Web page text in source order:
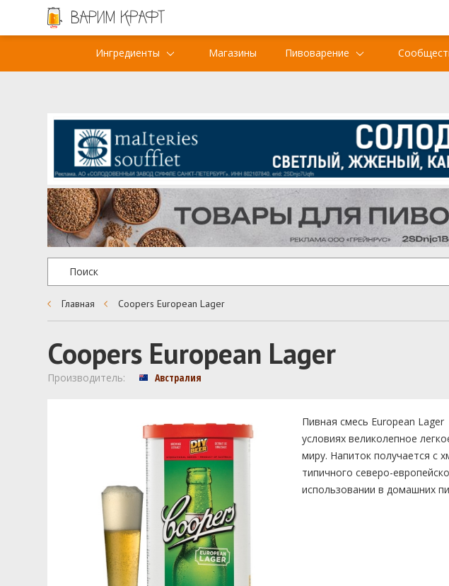
Ингредиенты Магазины Пивоварение
Главная Coopers European Lager
Coopers European Lager
Производитель: Австралия
Пивная смесь European
условиях великолепное
миру. Напиток получается с
типичного северо-
использовании в домашних